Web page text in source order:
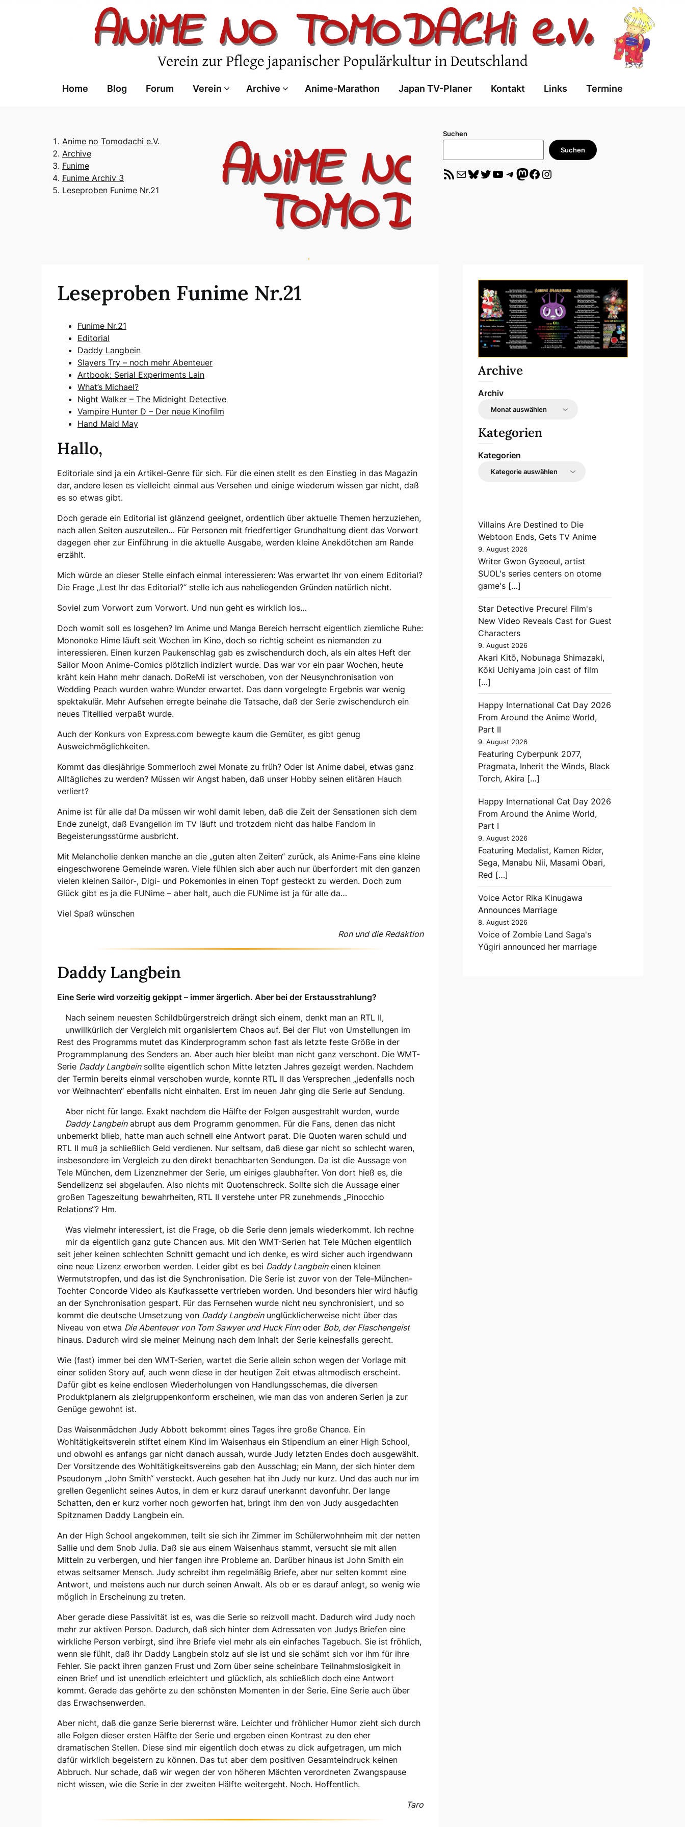
Home Blog Forum Verein Archive Anime-Marathon Japan TV-Planer Kontakt Links Termine
Anime no Tomodachi e.V.
Archive
Funime
Funime Archiv 3
Leseproben Funime Nr.21
Suchen
Suchen
RSS-Feed E-Mail Bluesky Twitter YouTube Telegram Mastodon Facebook Instagram
Leseproben Funime Nr.21
Funime Nr.21
Editorial
Daddy Langbein
Slayers Try – noch mehr Abenteuer
Artbook: Serial Experiments Lain
What’s Michael?
Night Walker – The Midnight Detective
Vampire Hunter D – Der neue Kinofilm
Hand Maid May
Hallo,
Editoriale sind ja ein Artikel-Genre für sich. Für die einen stellt es den Einstieg in das Magazin
dar, andere lesen es vielleicht einmal aus Versehen und einige wiederum wissen gar nicht, daß
es so etwas gibt.
Doch gerade ein Editorial ist glänzend geeignet, ordentlich über aktuelle Themen herzuziehen,
nach allen Seiten auszuteilen… Für Personen mit friedfertiger Grundhaltung dient das Vorwort
dagegen eher zur Einführung in die aktuelle Ausgabe, werden kleine Anekdötchen am Rande
erzählt.
Mich würde an dieser Stelle einfach einmal interessieren: Was erwartet Ihr von einem Editorial?
Die Frage „Lest Ihr das Editorial?“ stelle ich aus naheliegenden Gründen natürlich nicht.
Soviel zum Vorwort zum Vorwort. Und nun geht es wirklich los…
Doch womit soll es losgehen? Im Anime und Manga Bereich herrscht eigentlich ziemliche Ruhe:
Mononoke Hime läuft seit Wochen im Kino, doch so richtig scheint es niemanden zu
interessieren. Einen kurzen Paukenschlag gab es zwischendurch doch, als ein altes Heft der
Sailor Moon Anime-Comics plötzlich indiziert wurde. Das war vor ein paar Wochen, heute
kräht kein Hahn mehr danach. DoReMi ist verschoben, von der Neusynchronisation von
Wedding Peach wurden wahre Wunder erwartet. Das dann vorgelegte Ergebnis war wenig
spektakulär. Mehr Aufsehen erregte beinahe die Tatsache, daß der Serie zwischendurch ein
neues Titellied verpaßt wurde.
Auch der Konkurs von Express.com bewegte kaum die Gemüter, es gibt genug
Ausweichmöglichkeiten.
Kommt das diesjährige Sommerloch zwei Monate zu früh? Oder ist Anime dabei, etwas ganz
Alltägliches zu werden? Müssen wir Angst haben, daß unser Hobby seinen elitären Hauch
verliert?
Anime ist für alle da! Da müssen wir wohl damit leben, daß die Zeit der Sensationen sich dem
Ende zuneigt, daß Evangelion im TV läuft und trotzdem nicht das halbe Fandom in
Begeisterungsstürme ausbricht.
Mit Melancholie denken manche an die „guten alten Zeiten“ zurück, als Anime-Fans eine kleine
eingeschworene Gemeinde waren. Viele fühlen sich aber auch nur überfordert mit den ganzen
vielen kleinen Sailor-, Digi- und Pokemonies in einen Topf gesteckt zu werden. Doch zum
Glück gibt es ja die FUNime – aber halt, auch die FUNime ist ja für alle da…
Viel Spaß wünschen
Ron und die Redaktion
Daddy Langbein
Eine Serie wird vorzeitig gekippt – immer ärgerlich. Aber bei der Erstausstrahlung?
Nach seinem neuesten Schildbürgerstreich drängt sich einem, denkt man an RTL II,
unwillkürlich der Vergleich mit organisiertem Chaos auf. Bei der Flut von Umstellungen im
Rest des Programms mutet das Kinderprogramm schon fast als letzte feste Größe in der
Programmplanung des Senders an. Aber auch hier bleibt man nicht ganz verschont. Die WMT-
Serie Daddy Langbeinsollte eigentlich schon Mitte letzten Jahres gezeigt werden. Nachdem
der Termin bereits einmal verschoben wurde, konnte RTL II das Versprechen „jedenfalls noch
vor Weihnachten“ ebenfalls nicht einhalten. Erst im neuen Jahr ging die Serie auf Sendung.
Aber nicht für lange. Exakt nachdem die Hälfte der Folgen ausgestrahlt wurden, wurde
Daddy Langbeinabrupt aus dem Programm genommen. Für die Fans, denen das nicht
unbemerkt blieb, hatte man auch schnell eine Antwort parat. Die Quoten waren schuld und
RTL II muß ja schließlich Geld verdienen. Nur seltsam, daß diese gar nicht so schlecht waren,
insbesondere im Vergleich zu den direkt benachbarten Sendungen. Da ist die Aussage von
Tele München, dem Lizenznehmer der Serie, um einiges glaubhafter. Von dort hieß es, die
Sendelizenz sei abgelaufen. Also nichts mit Quotenschreck. Sollte sich die Aussage einer
großen Tageszeitung bewahrheiten, RTL II verstehe unter PR zunehmends „Pinocchio
Relations“? Hm.
Was vielmehr interessiert, ist die Frage, ob die Serie denn jemals wiederkommt. Ich rechne
mir da eigentlich ganz gute Chancen aus. Mit den WMT-Serien hat Tele Müchen eigentlich
seit jeher keinen schlechten Schnitt gemacht und ich denke, es wird sicher auch irgendwann
eine neue Lizenz erworben werden. Leider gibt es bei Daddy Langbeineinen kleinen
Wermutstropfen, und das ist die Synchronisation. Die Serie ist zuvor von der Tele-München-
Tochter Concorde Video als Kaufkassette vertrieben worden. Und besonders hier wird häufig
an der Synchronisation gespart. Für das Fernsehen wurde nicht neu synchronisiert, und so
kommt die deutsche Umsetzung von Daddy Langbeinunglücklicherweise nicht über das
Niveau von etwa Die Abenteuer von Tom Sawyer und Huck Finnoder Bob, der Flaschengeist
hinaus. Dadurch wird sie meiner Meinung nach dem Inhalt der Serie keinesfalls gerecht.
Wie (fast) immer bei den WMT-Serien, wartet die Serie allein schon wegen der Vorlage mit
einer soliden Story auf, auch wenn diese in der heutigen Zeit etwas altmodisch erscheint.
Dafür gibt es keine endlosen Wiederholungen von Handlungsschemas, die diversen
Produktplanern als zielgruppenkonform erscheinen, wie man das von anderen Serien ja zur
Genüge gewohnt ist.
Das Waisenmädchen Judy Abbott bekommt eines Tages ihre große Chance. Ein
Wohltätigkeitsverein stiftet einem Kind im Waisenhaus ein Stipendium an einer High School,
und obwohl es anfangs gar nicht danach aussah, wurde Judy letzten Endes doch ausgewählt.
Der Vorsitzende des Wohltätigkeitsvereins gab den Ausschlag; ein Mann, der sich hinter dem
Pseudonym „John Smith“ versteckt. Auch gesehen hat ihn Judy nur kurz. Und das auch nur im
grellen Gegenlicht seines Autos, in dem er kurz darauf unerkannt davonfuhr. Der lange
Schatten, den er kurz vorher noch geworfen hat, bringt ihm den von Judy ausgedachten
Spitznamen Daddy Langbein ein.
An der High School angekommen, teilt sie sich ihr Zimmer im Schülerwohnheim mit der netten
Sallie und dem Snob Julia. Daß sie aus einem Waisenhaus stammt, versucht sie mit allen
Mitteln zu verbergen, und hier fangen ihre Probleme an. Darüber hinaus ist John Smith ein
etwas seltsamer Mensch. Judy schreibt ihm regelmäßig Briefe, aber nur selten kommt eine
Antwort, und meistens auch nur durch seinen Anwalt. Als ob er es darauf anlegt, so wenig wie
möglich in Erscheinung zu treten.
Aber gerade diese Passivität ist es, was die Serie so reizvoll macht. Dadurch wird Judy noch
mehr zur aktiven Person. Dadurch, daß sich hinter dem Adressaten von Judys Briefen eine
wirkliche Person verbirgt, sind ihre Briefe viel mehr als ein einfaches Tagebuch. Sie ist fröhlich,
wenn sie fühlt, daß ihr Daddy Langbein stolz auf sie ist und sie schämt sich vor ihm für ihre
Fehler. Sie packt ihren ganzen Frust und Zorn über seine scheinbare Teilnahmslosigkeit in
einen Brief und ist unendlich erleichtert und glücklich, als schließlich doch eine Antwort
kommt. Gerade das gehörte zu den schönsten Momenten in der Serie. Eine Serie auch über
das Erwachsenwerden.
Aber nicht, daß die ganze Serie bierernst wäre. Leichter und fröhlicher Humor zieht sich durch
alle Folgen dieser ersten Hälfte der Serie und ergeben einen Kontrast zu den eher
dramatischen Stellen. Diese sind mir eigentlich doch etwas zu dick aufgetragen, um mich
dafür wirklich begeistern zu können. Das tut aber dem positiven Gesamteindruck keinen
Abbruch. Nur schade, daß wir wegen der von höheren Mächten verordneten Zwangspause
nicht wissen, wie die Serie in der zweiten Hälfte weitergeht. Noch. Hoffentlich.
Taro
Archive
Archiv
Kategorien
Kategorien
Villains Are Destined to Die
Webtoon Ends, Gets TV Anime
9. August 2026
Writer Gwon Gyeoeul, artist
SUOL's series centers on otome
game's […]
Star Detective Precure! Film's
New Video Reveals Cast for Guest
Characters
9. August 2026
Akari Kitō, Nobunaga Shimazaki,
Kōki Uchiyama join cast of film
[…]
Happy International Cat Day 2026
From Around the Anime World,
Part II
9. August 2026
Featuring Cyberpunk 2077,
Pragmata, Inherit the Winds, Black
Torch, Akira […]
Happy International Cat Day 2026
From Around the Anime World,
Part I
9. August 2026
Featuring Medalist, Kamen Rider,
Sega, Manabu Nii, Masami Obari,
Red […]
Voice Actor Rika Kinugawa
Announces Marriage
8. August 2026
Voice of Zombie Land Saga's
Yūgiri announced her marriage